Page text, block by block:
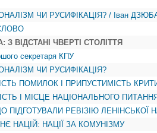
ЧИ РУСИФІКАЦІЯ? / Іван
З ВІДСТАНІ ЧВЕРТІ СТОЛІТТЯ
секретаря КПУ
ЧИ РУСИФІКАЦІЯ?
ПОМИЛОК І ПРИПУСТИМІСТЬ
І MICЦE НАЦІОНАЛЬНОГО
ПІДГОТУВАЛИ РЕВІЗІЮ ЛЕНІНСЬКОЇ
НАЦІЙ: НАЦІЇ ЗА КОМУНІЗМУ